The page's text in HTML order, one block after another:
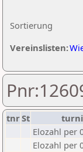
Sortierung
Vereinslisten:
tnrSt
Elozahl per
Elozahl per